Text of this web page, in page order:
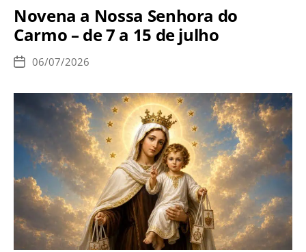
Vianney
–
de
julho
a
3
de
agosto
Novena a Nossa Senhora do
Carmo – de 7 a 15 de julho
Data
publicação
06/07/2026